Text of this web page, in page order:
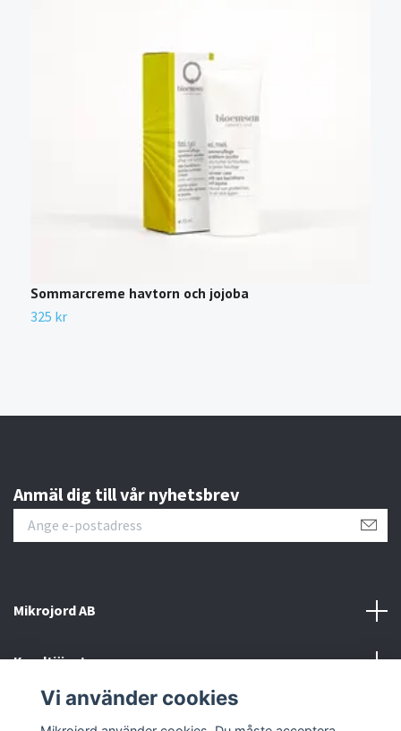
Sommarcreme havtorn och jojoba
325 kr
Anmäl dig till vår nyhetsbrev
Mikrojord AB
Kundtjänst
Vi använder cookies